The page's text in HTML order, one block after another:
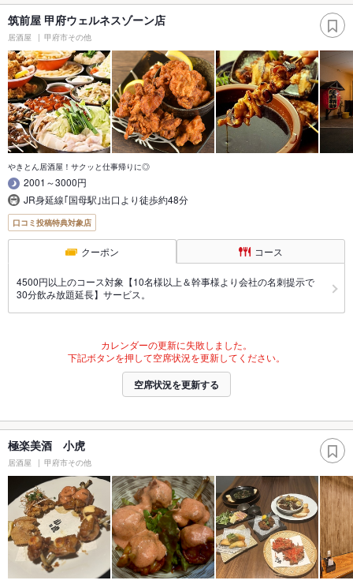
筑前屋 甲府ウェルネスゾーン店
居酒屋 甲府市その他
やきとん居酒屋！サクッと仕事帰りに◎
2001～3000円
JR身延線｢国母駅｣出口より徒歩約48分
口コミ投稿特典対象店
クーポン コース
4500円以上のコース対象【10名様以上＆幹事様より会社の名刺提示で
30分飲み放題延長】サービス。
カレンダーの更新に失敗しました。
下記ボタンを押して空席状況を更新してください。
空席状況を更新する
極楽美酒 小虎
居酒屋 甲府市その他